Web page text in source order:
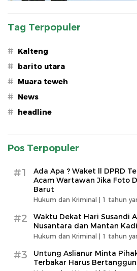
Tag Terpopuler
# Kalteng
# barito utara
# Muara teweh
# News
# headline
Pos Terpopuler
#1
Ada Apa ? Waket ll DPRD
Acam Wartawan Jika Foto
Barut
Hukum dan Kriminal | 1 tahun
#2
Waktu Dekat Hari Susandi
Nusantara dan Mantan
Hukum dan Kriminal | 1 tahun
#3
Untung Aslianur Minta
Terbakar Harus